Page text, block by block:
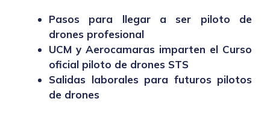
Pasos para llegar a ser piloto de
drones profesional
UCM y Aerocamaras imparten el Curso
oficial piloto de drones STS
Salidas laborales para futuros pilotos
de drones